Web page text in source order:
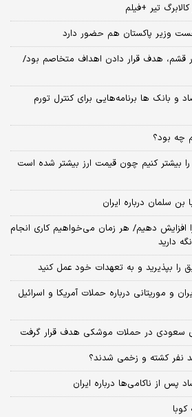
تیر +فیلم
وزیر پاکستان هم حضور دارد
قشم، هدف قرار دادن اهداف متخاصم بود/
و بانک ها برنامه‌هایی برای کنترل تورم
چه بود؟
را بیشتر کنیم چون قیمت ارز بیشتر شده است
سلمان درباره ایران
را افزایش دهیم/ هر زمان می‌خواهیم کاری انجام
دارید
را بپذیرید و به تعهدات خود عمل کنید
و موریتانی درباره حملات آمریکا و اسرائیل
سعودی در حملات موشکی هدف قرار گرفت
نفر کشته و زخمی شدند؟
از ناکامی‌ها درباره ایران